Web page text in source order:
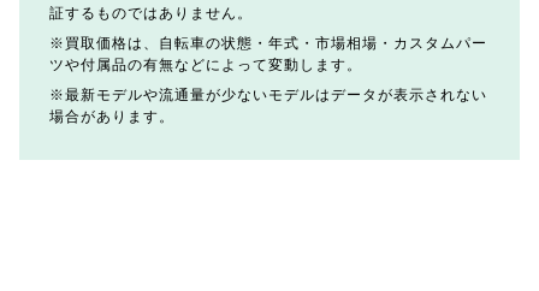
証するものではありません。
買取価格は、自転車の状態・年式・市場相場・カスタムパー
ツや付属品の有無などによって変動します。
最新モデルや流通量が少ないモデルはデータが表示されない
場合があります。